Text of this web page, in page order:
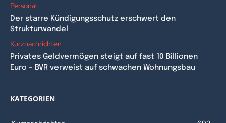
Personal
Der starre Kündigungsschutz erschwert den
Strukturwandel
Kurznachrichten
Privates Geldvermögen steigt auf fast 10 Billionen
Euro – BVR verweist auf schwachen Wohnungsbau
KATEGORIEN